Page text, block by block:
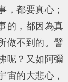
，都要真心；
的，都因為真
做不到的。譬
呢？又如阿彌
宙的大悲心，